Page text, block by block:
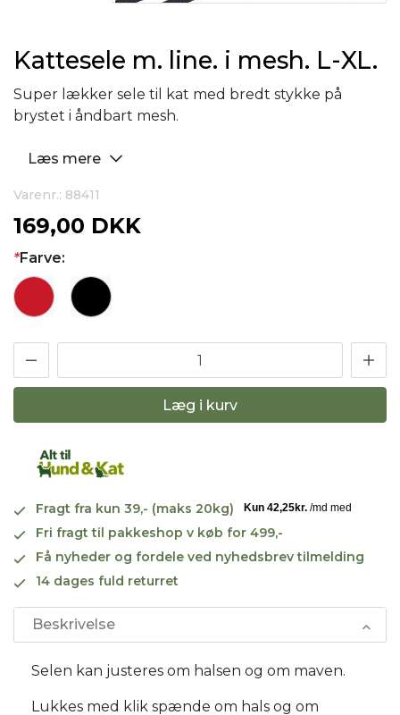
Kattesele m. line. i mesh. L-XL.
Super lækker sele til kat med bredt stykke på
brystet i åndbart mesh.
Læs mere
Varenr.: 88411
169,00 DKK
*Farve:
Læg i kurv
Fragt fra kun 39,- (maks 20kg)
Fri fragt til pakkeshop v køb for 499,-
Få nyheder og fordele ved nyhedsbrev tilmelding
14 dages fuld returret
Beskrivelse
Selen kan justeres om halsen og om maven.
Lukkes med klik spænde om hals og om